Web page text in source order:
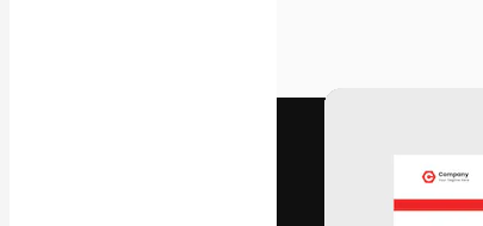
Video